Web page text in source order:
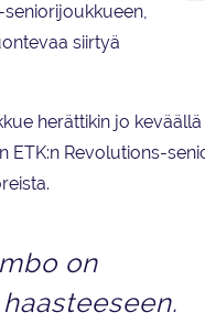
seniorijoukkueen,
siirtyä
herättikin jo
ETK:n Revolutions-
on